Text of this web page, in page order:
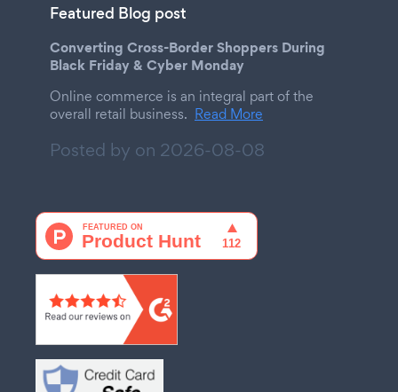
Featured Blog post
Converting Cross-Border Shoppers During
Black Friday & Cyber Monday
Online commerce is an integral part of the
overall retail business. Read More
Posted by on 2026-08-08